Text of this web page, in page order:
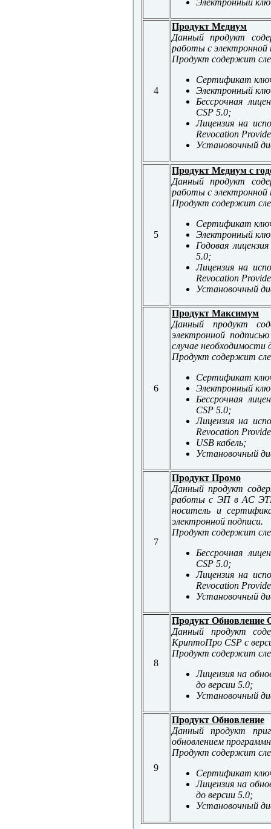
Электронный
4
Продукт Медиум
Данный продукт
работы с
Продукт содержит
Сертификат
Электронный
Бессрочная
CSP 5.0;
Лицензия на
Revocation
Установочный
5
Продукт Медиум c
Данный продукт
работы с
Продукт содержит
Сертификат
Электронный
Годовая
5.0;
Лицензия на
Revocation
Установочный
6
Продукт Максимум
Данный продукт
электронной
случае
Продукт содержит
Сертификат
Электронный
Бессрочная
CSP 5.0;
Лицензия на
Revocation
USB кабель;
Установочный
7
Продукт Промо
Данный продукт
работы с ЭП в АС
носитель и
электронной подписи.
Продукт содержит
Бессрочная
CSP 5.0;
Лицензия на
Revocation
Установочный
8
Продукт Обновление
Данный продукт
КриптоПро CSP с
Продукт содержит
Лицензия на
до версии 5.0;
Установочный
9
Продукт Обновление
Данный продукт
обновлением
Продукт содержит
Сертификат
Лицензия на
до версии 5.0;
Установочный